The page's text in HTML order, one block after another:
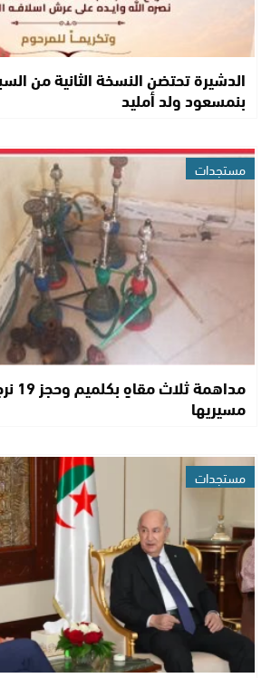
الدشيرة تحتضن النسخة الثانية من
بنمسعود ولد أمليد
مستجدات
مسيريها
مستجدات